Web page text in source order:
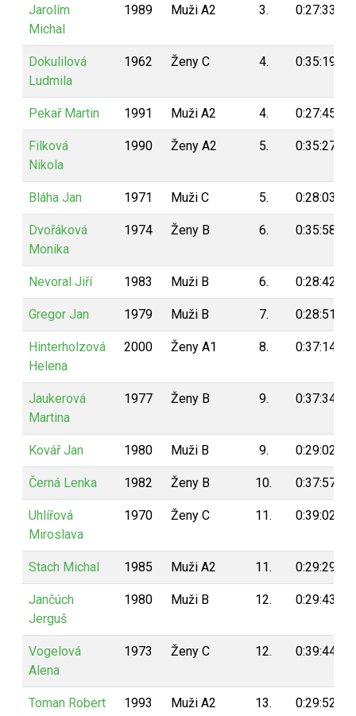
Jarolím
Michal
1989 Muži A2 3. 0:27:33
Dokulilová
Ludmila
1962 Ženy C 4. 0:35:19
Pekař Martin 1991 Muži A2 4. 0:27:45
Filková
Nikola
1990 Ženy A2 5. 0:35:27
Bláha Jan 1971 Muži C 5. 0:28:03
Dvořáková
Monika
1974 Ženy B 6. 0:35:58
Nevoral Jiří 1983 Muži B 6. 0:28:42
Gregor Jan 1979 Muži B 7. 0:28:51
Hinterholzová
Helena
2000 Ženy A1 8. 0:37:14
Jaukerová
Martina
1977 Ženy B 9. 0:37:34
Kovář Jan 1980 Muži B 9. 0:29:02
Černá Lenka 1982 Ženy B 10. 0:37:57
Uhlířová
Miroslava
1970 Ženy C 11. 0:39:02
Stach Michal 1985 Muži A2 11. 0:29:29
Jančúch
Jerguš
1980 Muži B 12. 0:29:43
Vogelová
Alena
1973 Ženy C 12. 0:39:44
Toman Robert 1993 Muži A2 13. 0:29:52